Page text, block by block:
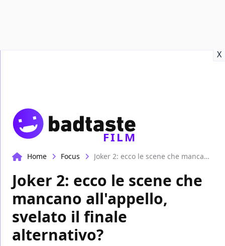
X
FILM
Home Focus Joker 2: ecco le scene che mancano all'appello, svelato il finale alternativo?
Joker 2: ecco le scene che
mancano all'appello,
svelato il finale
alternativo?